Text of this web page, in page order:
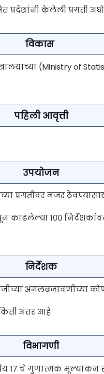
प्रदेशांनी केलेली प्रगती
विकास
(Ministry of
पहिली आवृत्ती
उपयोजन
प्रगतीवर नजर
काढलेल्या १००
निर्देशक
अंमलबजावणीच्या
किती अंतर आहे
विभागणी
१७ चे गुणात्मक मूल्यांकन